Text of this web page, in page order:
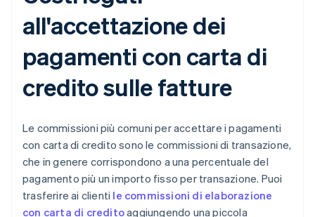
all'accettazione dei
pagamenti con carta di
credito sulle fatture
Le commissioni più comuni per accettare i pagamenti
con carta di credito sono le commissioni di transazione,
che in genere corrispondono a una percentuale del
pagamento più un importo fisso per transazione. Puoi
trasferire ai clienti le commissioni di elaborazione
con carta di creditoaggiungendo una piccola